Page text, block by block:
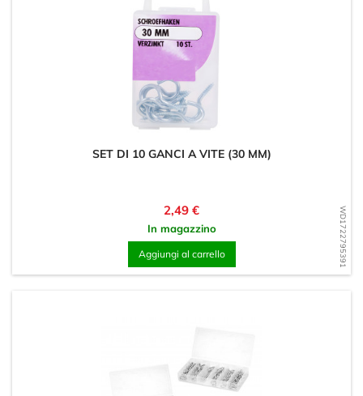
WD1722795391
SET DI 10 GANCI A VITE (30 MM)
Prezzo
2,49 €
In magazzino
Aggiungi al carrello